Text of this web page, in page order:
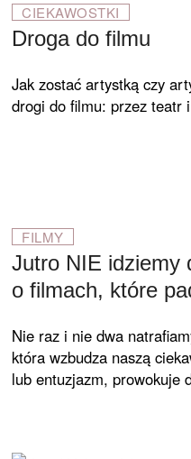
CIEKAWOSTKI
Droga do filmu
Jak zostać artystką czy
drogi do filmu: przez
FILMY
Jutro NIE idziemy
o filmach, które
Nie raz i nie dwa
która wzbudza naszą
lub entuzjazm, prowokuje